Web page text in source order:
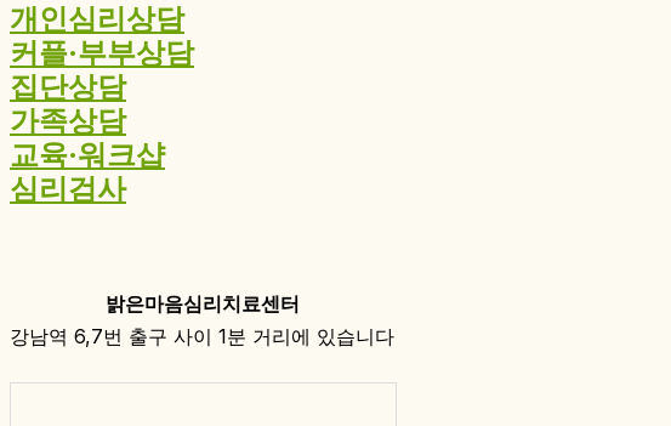
개인심리상담
커플·부부상담
집단상담
가족상담
교육·워크샵
심리검사
밝은마음심리치료센터
강남역 6,7번 출구 사이 1분 거리에 있습니다